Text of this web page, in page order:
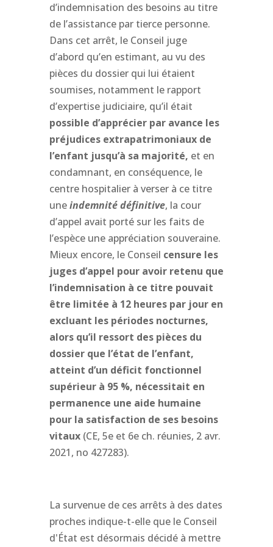
d’indemnisation des besoins au titre
de l’assistance par tierce personne.
Dans cet arrêt, le Conseil juge
d’abord qu’en estimant, au vu des
pièces du dossier qui lui étaient
soumises, notamment le rapport
d’expertise judiciaire, qu’il était
possible d’apprécier par avance les
préjudices extrapatrimoniaux de
l’enfant jusqu’à sa majorité, et en
condamnant, en conséquence, le
centre hospitalier à verser à ce titre
uneindemnité définitive, la cour
d’appel avait porté sur les faits de
l’espèce une appréciation souveraine.
Mieux encore, le Conseil censure les
juges d’appel pour avoir retenu que
l’indemnisation à ce titre pouvait
être limitée à 12 heures par jour en
excluant les périodes nocturnes,
alors qu’il ressort des pièces du
dossier que l’état de l’enfant,
atteint d’un déficit fonctionnel
supérieur à 95 %, nécessitait en
permanence une aide humaine
pour la satisfaction de ses besoins
vitaux(CE, 5e et 6e ch. réunies, 2 avr.
2021, no 427283).
La survenue de ces arrêts à des dates
proches indique-t-elle que le Conseil
d'État est désormais décidé à mettre